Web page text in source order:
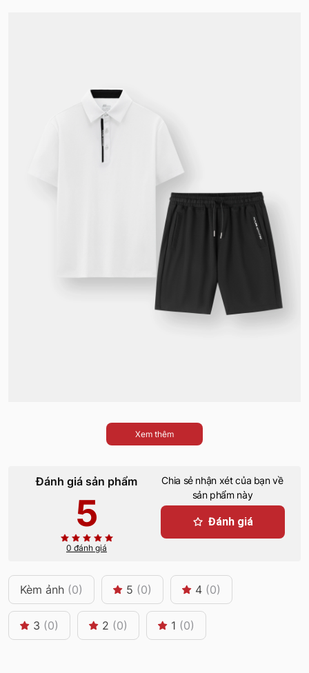
Xem thêm
Đánh giá sản phẩm
5
0 đánh giá
Chia sẻ nhận xét của bạn về
sản phẩm này
Đánh giá
Kèm ảnh (0) 5 (0) 4 (0)
3 (0) 2 (0) 1 (0)